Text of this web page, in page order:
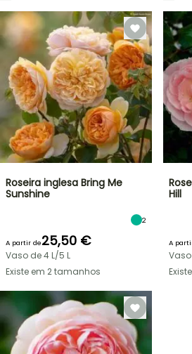
Roseira inglesa Bring Me
Sunshine
2
A partir de25,50 €
Vaso de 4 L/5 L
Existe em 2 tamanhos
Hill
A